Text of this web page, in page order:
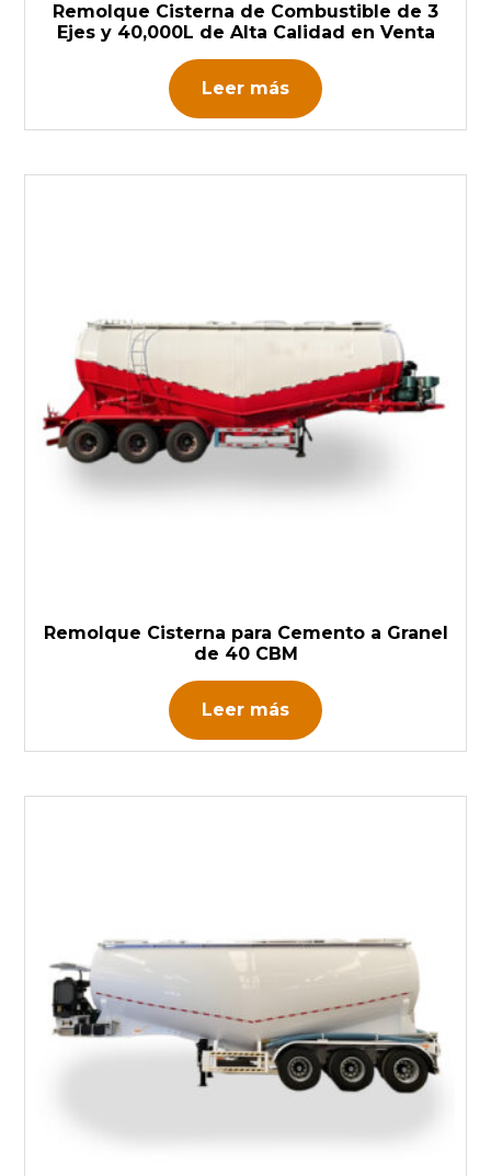
Remolque Cisterna de Combustible de 3
Ejes y 40,000L de Alta Calidad en Venta
Leer más
Remolque Cisterna para Cemento a Granel
de 40 CBM
Leer más